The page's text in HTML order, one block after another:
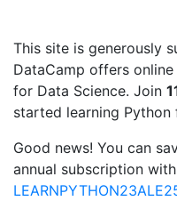
This site is generously
DataCamp offers
for Data Science. Join
started learning
Good news! You can
annual subscription